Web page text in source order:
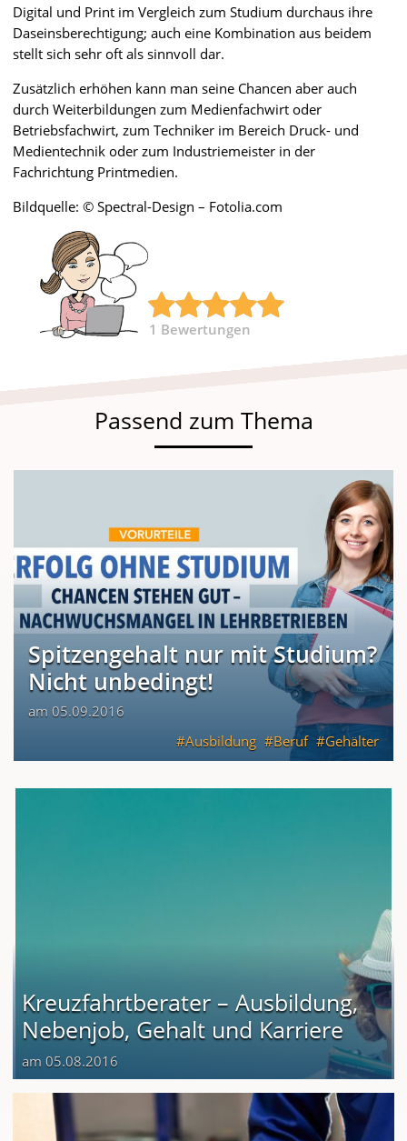
Digital und Print im Vergleich zum Studium durchaus ihre
Daseinsberechtigung; auch eine Kombination aus beidem
stellt sich sehr oft als sinnvoll dar.
Zusätzlich erhöhen kann man seine Chancen aber auch
durch Weiterbildungen zum Medienfachwirt oder
Betriebsfachwirt, zum Techniker im Bereich Druck- und
Medientechnik oder zum Industriemeister in der
Fachrichtung Printmedien.
Bildquelle: © Spectral-Design – Fotolia.com
1 Bewertungen
Passend zum Thema
Spitzengehalt nur mit Studium?
Nicht unbedingt!
am 05.09.2016
Ausbildung
Beruf Gehälter
Kreuzfahrtberater – Ausbildung,
Nebenjob, Gehalt und Karriere
am 05.08.2016